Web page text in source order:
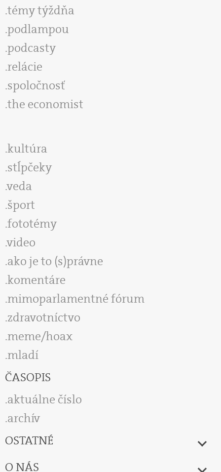
témy týždňa
podlampou
podcasty
relácie
spoločnosť
the economist
kultúra
stĺpčeky
veda
šport
fototémy
video
ako je to (s)právne
komentáre
mimoparlamentné fórum
zdravotníctvo
meme/hoax
mladí
ČASOPIS
aktuálne číslo
archív
OSTATNÉ
O NÁS